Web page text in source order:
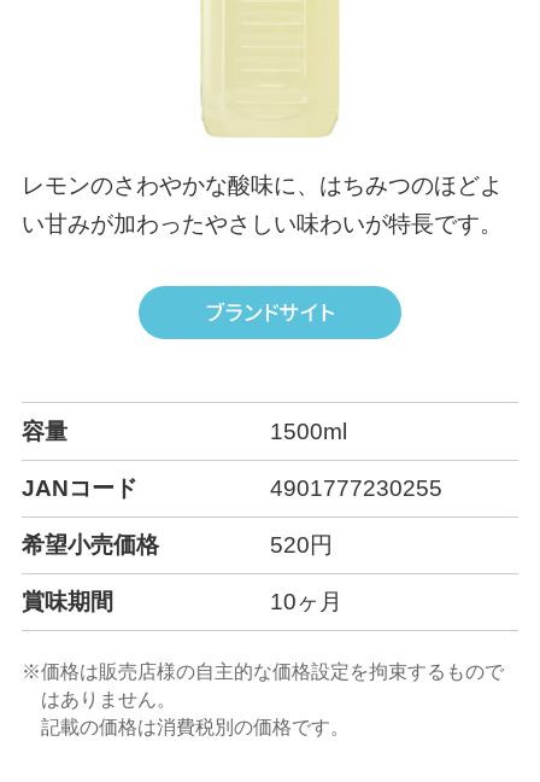
レモンのさわやかな酸味に、はちみつのほどよ
い甘みが加わったやさしい味わいが特長です。
容量 1500ml
JANコード 4901777230255
希望小売価格 520円
賞味期間 10ヶ月
※価格は販売店様の自主的な価格設定を拘束するもので
はありません。
記載の価格は消費税別の価格です。